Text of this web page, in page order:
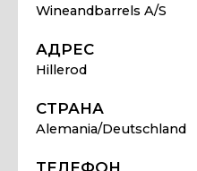
Wineandbarrels A/S
АДРЕС
Hillerod
СТРАНА
Alemania/Deutschland
ТЕЛЕФОН